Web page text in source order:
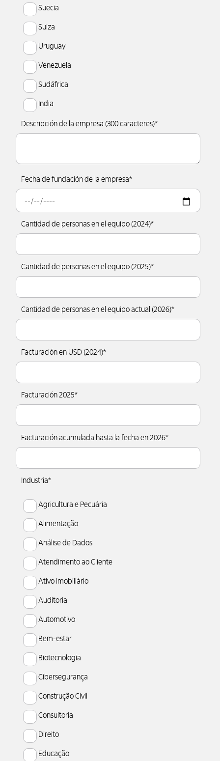
Suecia
Suiza
Uruguay
Venezuela
Sudáfrica
India
Descripción de la empresa (300 caracteres)*
Fecha de fundación de la empresa*
Cantidad de personas en el equipo (2024)*
Cantidad de personas en el equipo (2025)*
Cantidad de personas en el equipo actual (2026)*
Facturación en USD (2024)*
Facturación 2025*
Facturación acumulada hasta la fecha en 2026*
Industria*
Agricultura e Pecuária
Alimentação
Análise de Dados
Atendimento ao Cliente
Ativo Imobiliário
Auditoria
Automotivo
Bem-estar
Biotecnologia
Cibersegurança
Construção Civil
Consultoria
Direito
Educação